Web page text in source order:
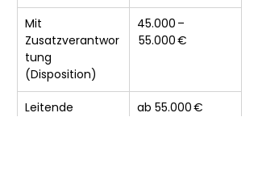
Mit
Zusatzverantwor
tung
(Disposition)
45.000 –
55.000 €
Leitende
ab 55.000 €